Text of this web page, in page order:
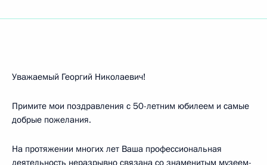
Уважаемый Георгий Николаевич!
Примите мои поздравления с 50-летним юбилеем и самые
добрые пожелания.
На протяжении многих лет Ваша профессиональная
деятельность неразрывно связана со знаменитым музеем-